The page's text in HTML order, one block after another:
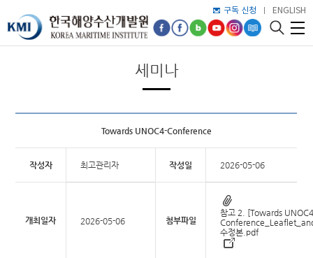
구독 신청 ENGLISH
세미나
Towards UNOC4-Conference
작성자 최고관리자 작성일 2026-05-06
개최일자 2026-05-06 첨부파일
참고 2. [Towards
수정본.pdf